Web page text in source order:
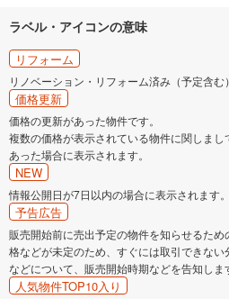
ラベル・アイコンの意味
リフォーム
リノベーション・リフォーム済み（予定含む
価格更新
価格の更新があった物件です。
複数の価格が表示されている物件に関しま
あった場合に表示されます。
NEW
情報公開日が7日以内の場合に表示されます。
予告広告
販売開始前に売出予定の物件を知らせるた
格などが未定のため、すぐには取引できな
などについて、販売開始時期などを告知しま
人気物件TOP10入り